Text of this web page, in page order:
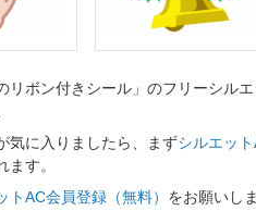
リボン付きシール」のフリーシル
気に入りましたら、まずシルエッ
す。
トAC会員登録（無料） をお願いし